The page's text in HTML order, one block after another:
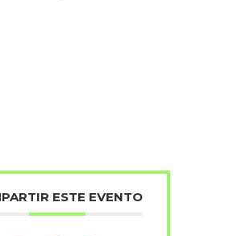
ESTE EVENTO